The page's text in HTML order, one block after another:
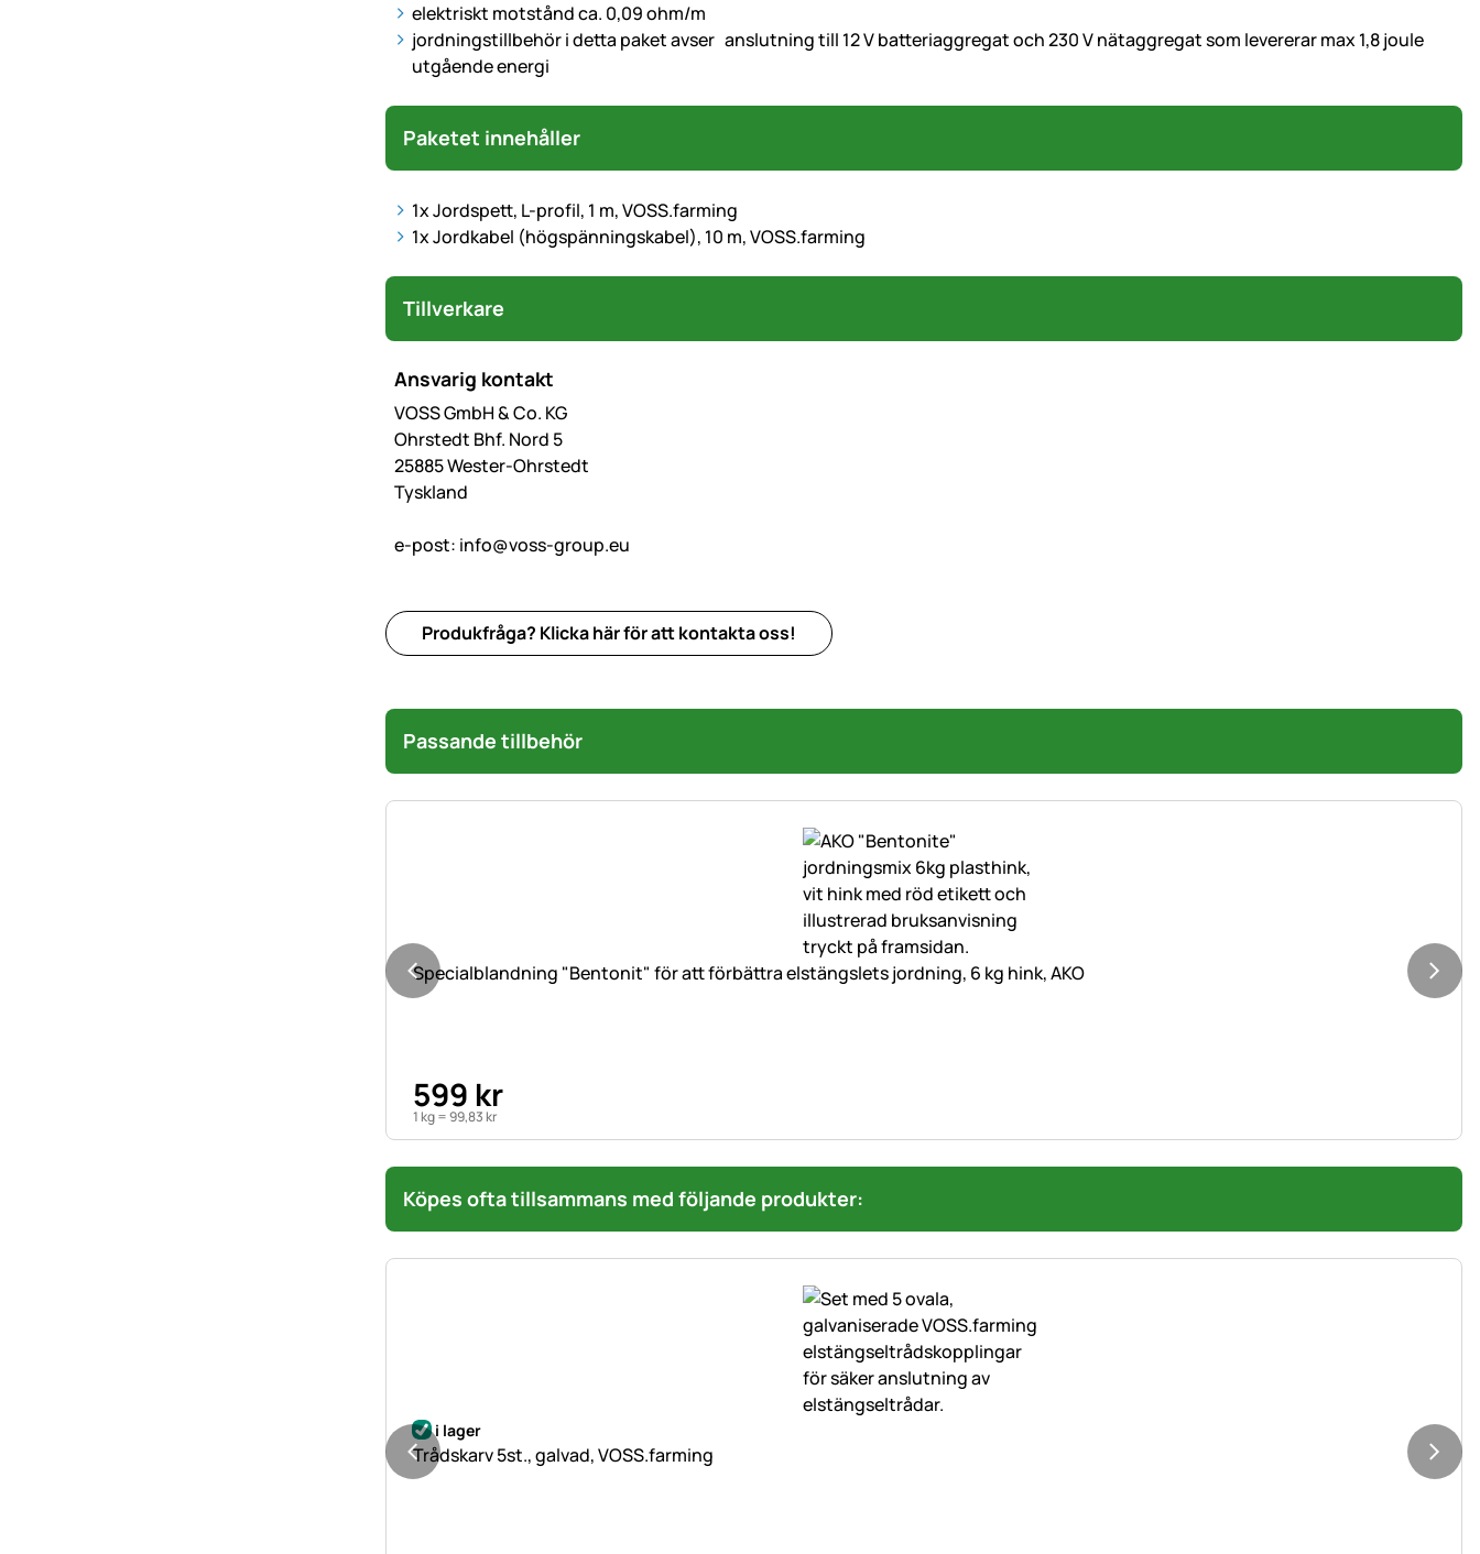
elektriskt motstånd ca. 0,09 ohm/m
jordningstillbehör i detta paket avser anslutning till 12 V batteriaggregat och 230 V nätaggregat som levererar max 1,8 joule
utgående energi
Paketet innehåller
1x Jordspett, L-profil, 1 m, VOSS.farming
1x Jordkabel (högspänningskabel), 10 m, VOSS.farming
Tillverkare
Ansvarig kontakt
VOSS GmbH & Co. KG
Ohrstedt Bhf. Nord 5
25885 Wester-Ohrstedt
Tyskland
e-post: info@voss-group.eu
Produkfråga? Klicka här för att kontakta oss!
Passande tillbehör
Specialblandning "Bentonit" för att förbättra elstängslets jordning, 6 kg hink, AKO
599 kr
1 kg =99,83kr
Köpes ofta tillsammans med följande produkter:
i lager
Trådskarv 5st., galvad, VOSS.farming